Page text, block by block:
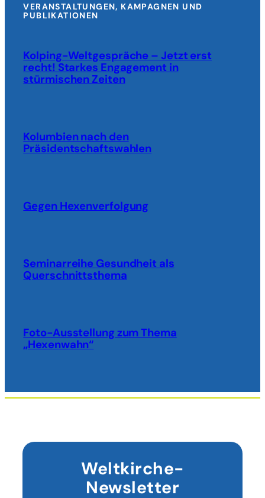
VERANSTALTUNGEN, KAMPAGNEN UND
PUBLIKATIONEN
Kolping-Weltgespräche – Jetzt erst
recht! Starkes Engagement in
stürmischen Zeiten
Kolumbien nach den
Präsidentschaftswahlen
Gegen Hexenverfolgung
Seminarreihe Gesundheit als
Querschnittsthema
Foto-Ausstellung zum Thema
„Hexenwahn“
Weltkirche-
Newsletter